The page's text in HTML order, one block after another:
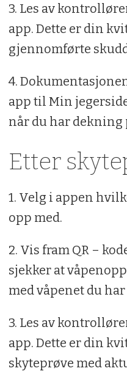
3. Les av
app. Dette er din
gjennomførte
4.
app til Min
når du har dekning
Etter
1. Velg i appen
opp med.
2. Vis fram QR –
sjekker at
med våpenet du
3. Les av
app. Dette er din
skyteprøve med